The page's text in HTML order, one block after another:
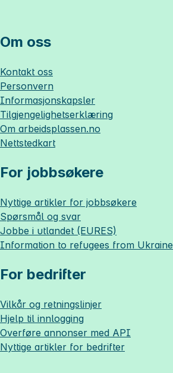
Om oss
Kontakt oss
Personvern
Informasjonskapsler
Tilgjengelighetserklæring
Om arbeidsplassen.no
Nettstedkart
For jobbsøkere
Nyttige artikler for jobbsøkere
Spørsmål og svar
Jobbe i utlandet (EURES)
Information to refugees from Ukraine
For bedrifter
Vilkår og retningslinjer
Hjelp til innlogging
Overføre annonser med API
Nyttige artikler for bedrifter